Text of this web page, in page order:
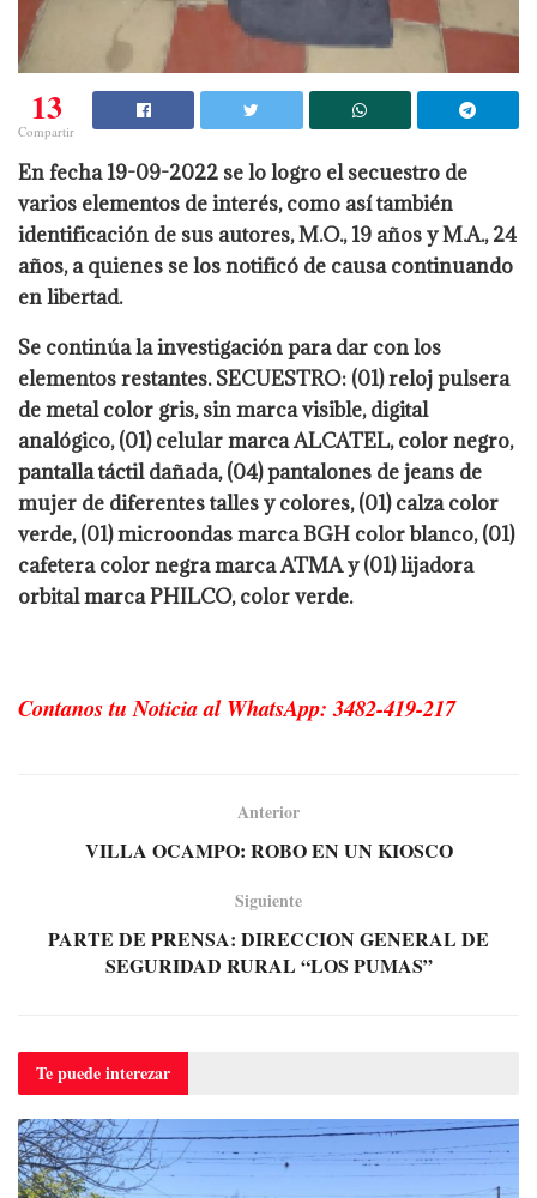
13
Compartir
En fecha 19-09-2022 se lo logro el secuestro de
varios elementos de interés, como así también
identificación de sus autores, M.O., 19 años y M.A., 24
años, a quienes se los notificó de causa continuando
en libertad.
Se continúa la investigación para dar con los
elementos restantes. SECUESTRO: (01) reloj pulsera
de metal color gris, sin marca visible, digital
analógico, (01) celular marca ALCATEL, color negro,
pantalla táctil dañada, (04) pantalones de jeans de
mujer de diferentes talles y colores, (01) calza color
verde, (01) microondas marca BGH color blanco, (01)
cafetera color negra marca ATMA y (01) lijadora
orbital marca PHILCO, color verde.
Contanos tu Noticia al WhatsApp: 3482-419-217
Anterior
VILLA OCAMPO: ROBO EN UN KIOSCO
Siguiente
PARTE DE PRENSA: DIRECCION GENERAL DE
SEGURIDAD RURAL “LOS PUMAS”
Te puedeinterezar